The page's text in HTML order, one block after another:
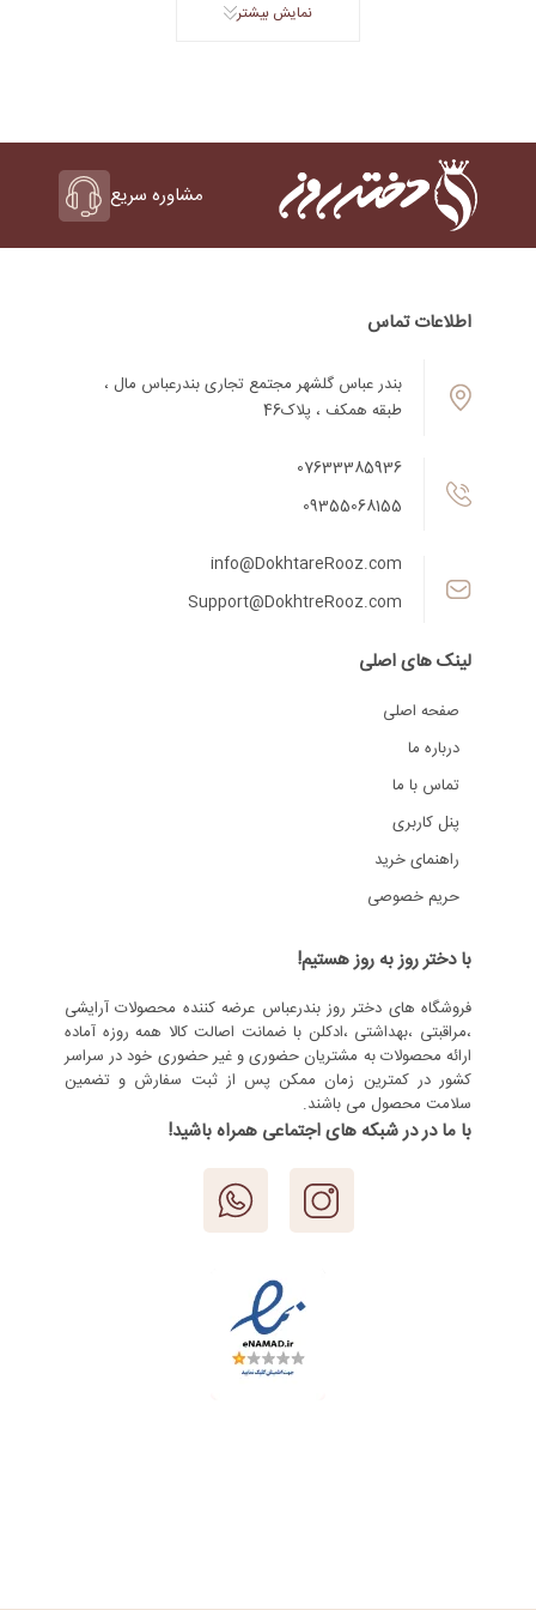
نمایش بیشتر
مشاوره سریع
اطلاعات تماس
بندر عباس گلشهر مجتمع تجاری بندرعباس مال ،
طبقه همکف ، پلاک46
07633385936
09355068155
info@DokhtareRooz.com
Support@DokhtreRooz.com
لینک های اصلی
صفحه اصلی
درباره ما
تماس با ما
پنل کاربری
راهنمای خرید
حریم خصوصی
با دختر روز به روز هستیم!
فروشگاه های دختر روز بندرعباس عرضه کننده محصولات آرایشی
،مراقبتی ،بهداشتی ،ادکلن با ضمانت اصالت کالا همه روزه آماده
ارائه محصولات به مشتریان حضوری و غیر حضوری خود در سراسر
کشور در کمترین زمان ممکن پس از ثبت سفارش و تضمین
سلامت محصول می باشند.
با ما در در شبکه های اجتماعی همراه باشید!